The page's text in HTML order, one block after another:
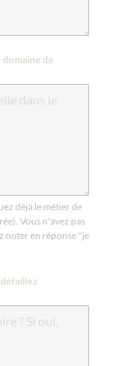
de
déjà le métier de
Vous n'avez pas
noter en réponse "je